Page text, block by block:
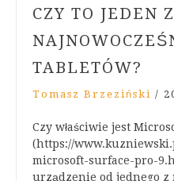
CZY TO JEDEN Z
TABLETÓW?
Tomasz Brzeziński /
Czy właściwie jest
(https://
microsoft-surface-pro-
urządzenie od jednego z